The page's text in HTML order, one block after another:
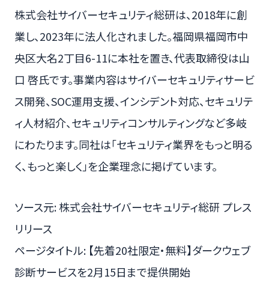
株式会社サイバーセキュリティ総研は、2018年に創
業し、2023年に法人化されました。福岡県福岡市中
央区大名2丁目6-11に本社を置き、代表取締役は山
口 啓氏です。事業内容はサイバーセキュリティサービ
ス開発、SOC運用支援、インシデント対応、セキュリテ
ィ人材紹介、セキュリティコンサルティングなど多岐
にわたります。同社は「セキュリティ業界をもっと明る
く、もっと楽しく」を企業理念に掲げています。
ソース元: 株式会社サイバーセキュリティ総研 プレス
リリース
ページタイトル: 【先着20社限定・無料】ダークウェブ
診断サービスを2月15日まで提供開始